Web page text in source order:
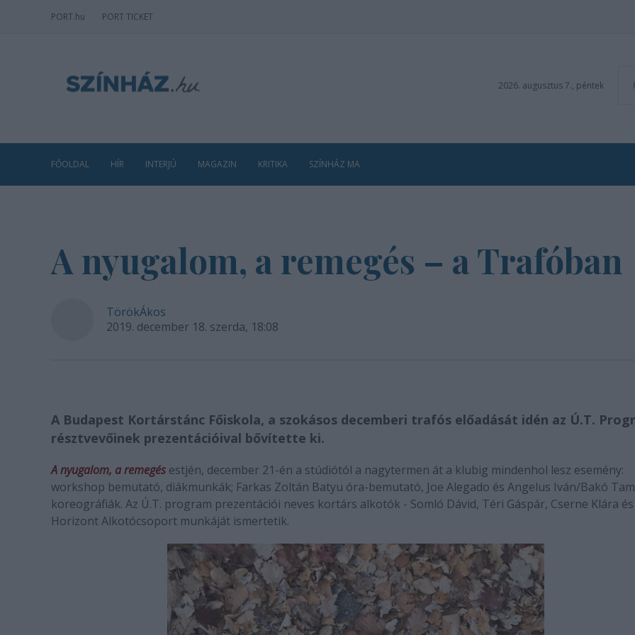
PORT.hu PORT TICKET
2026. augusztus 7., péntek
FŐOLDAL HÍR INTERJÚ MAGAZIN KRITIKA SZÍNHÁZ MA
A nyugalom, a remegés – a Trafóban
TörökÁkos
2019. december 18. szerda, 18:08
A Budapest Kortárstánc Főiskola, a szokásos decemberi trafós előadását idén az Ú.T.
résztvevőinek prezentációival bővítette ki.
A nyugalom, a remegés estjén, december 21-én a stúdiótól a nagytermen át a klubig mindenhol lesz esemény:
workshop bemutató, diákmunkák; Farkas Zoltán Batyu óra-bemutató, Joe Alegado és Angelus Iván/Bakó
koreográfiák. Az Ú.T. program prezentációi neves kortárs alkotók - Somló Dávid, Téri Gáspár, Cserne Klára és
Horizont Alkotócsoport munkáját ismertetik.